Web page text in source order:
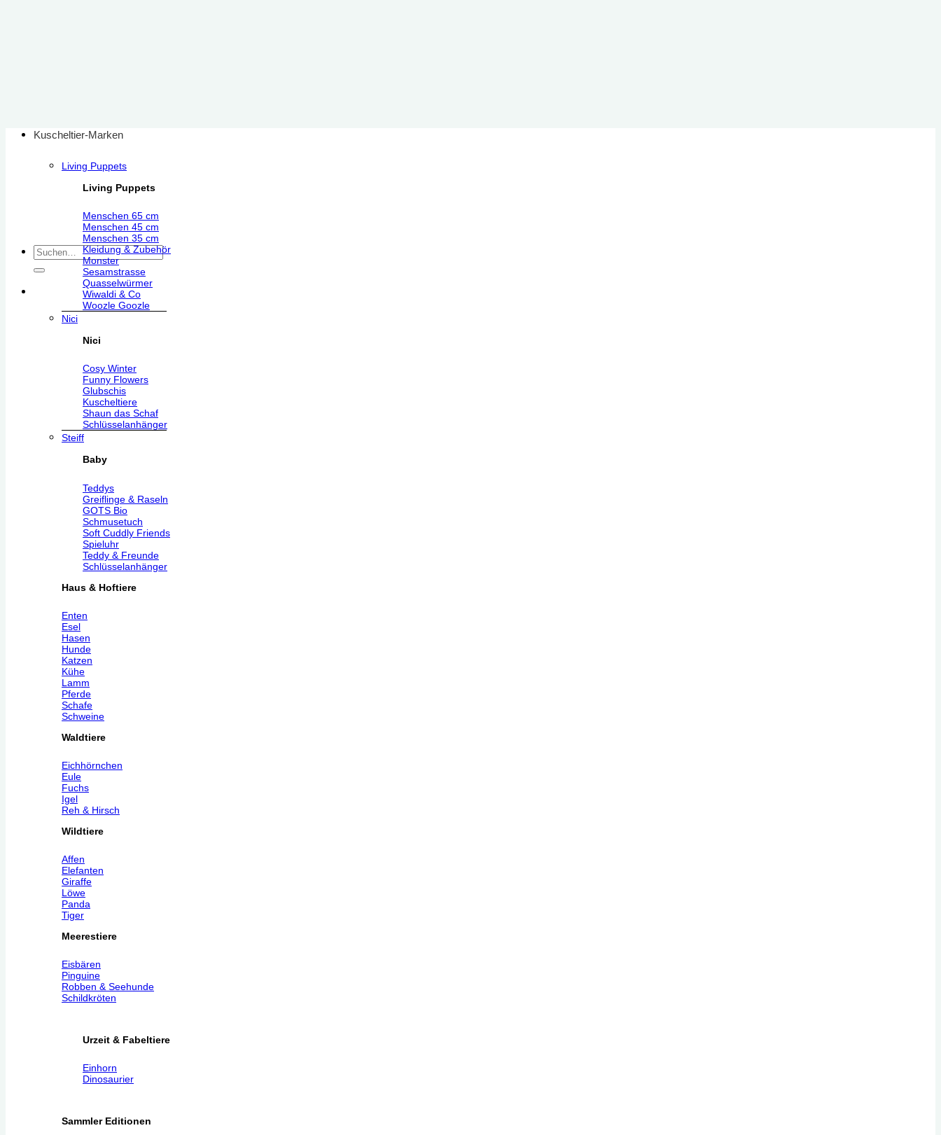
Suchen
Kuscheltier-Marken
Living Puppets
Living Puppets
Menschen 65 cm
Menschen 45 cm
Menschen 35 cm
Kleidung & Zubehör
Monster
Sesamstrasse
Quasselwürmer
Wiwaldi & Co
Woozle Goozle
Nici
Nici
Cosy Winter
Funny Flowers
Glubschis
Kuscheltiere
Shaun das Schaf
Schlüsselanhänger
Steiff
Baby
Teddys
Greiflinge & Raseln
GOTS Bio
Schmusetuch
Soft Cuddly Friends
Spieluhr
Teddy & Freunde
Schlüsselanhänger
Haus & Hoftiere
Enten
Esel
Hasen
Hunde
Katzen
Kühe
Lamm
Pferde
Schafe
Schweine
Waldtiere
Eichhörnchen
Eule
Fuchs
Igel
Reh & Hirsch
Wildtiere
Affen
Elefanten
Giraffe
Löwe
Panda
Tiger
Meerestiere
Eisbären
Pinguine
Robben & Seehunde
Schildkröten
Urzeit & Fabeltiere
Einhorn
Dinosaurier
Sammler Editionen